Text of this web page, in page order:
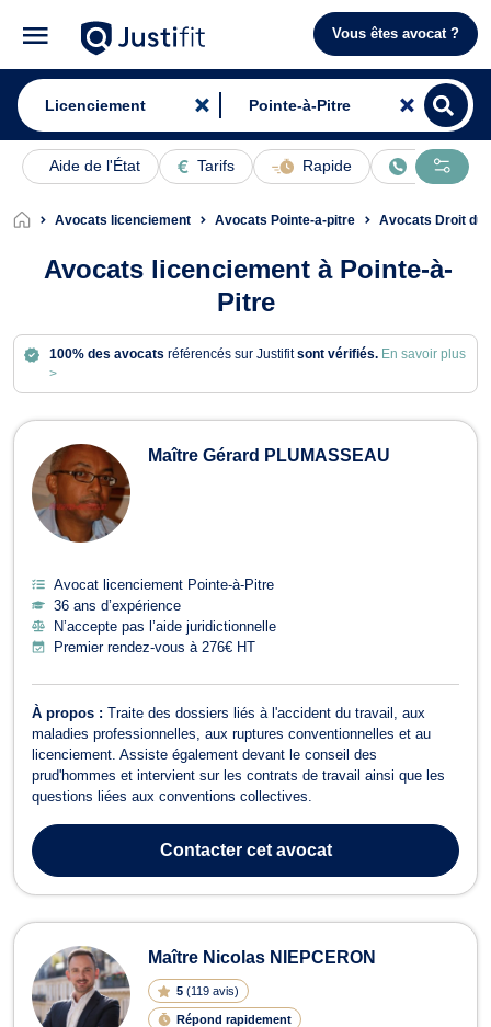
Vous êtes avocat ?
Aide de l'État Tarifs Rapide En ligne
Avocats licenciement Avocats Pointe-a-pitre Avocats Droit du
Avocats licenciement à Pointe-à-
Pitre
100% des avocats référencés sur Justifitsont vérifiés. En savoir plus
>
Avocats en licenciement à Pointe-à-
Maître Gérard PLUMASSEAU
Avocat licenciement Pointe-à-Pitre
36 ans d’expérience
N’accepte pas l’aide juridictionnelle
Premier rendez-vous à 276€ HT
À propos : Traite des dossiers liés à l'accident du travail, aux
maladies professionnelles, aux ruptures conventionnelles et au
licenciement. Assiste également devant le conseil des
prud'hommes et intervient sur les contrats de travail ainsi que les
questions liées aux conventions collectives.
Contactercet avocat
Maître Nicolas NIEPCERON
5 (119 avis)
Répond rapidement